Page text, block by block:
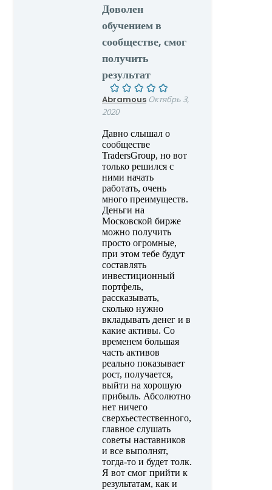
Доволен
обучением в
сообществе, смог
получить
результат
Abramous Октябрь 3,
2020
Давно слышал о
сообществе
TradersGroup, но вот
только решился с
ними начать
работать, очень
много преимуществ.
Деньги на
Московской бирже
можно получить
просто огромные,
при этом тебе будут
составлять
инвестиционный
портфель,
рассказывать,
сколько нужно
вкладывать денег и в
какие активы. Со
временем большая
часть активов
реально показывает
рост, получается,
выйти на хорошую
прибыль. Абсолютно
нет ничего
сверхъестественного,
главное слушать
советы наставников
и все выполнят,
тогда-то и будет толк.
Я вот смог прийти к
результатам, как и